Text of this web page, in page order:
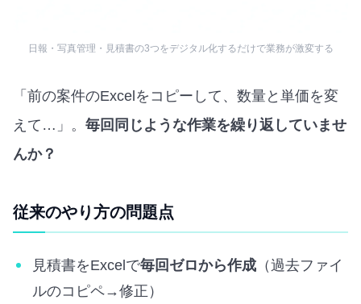
日報・写真管理・見積書の3つをデジタル化するだけで業務が激変する
「前の案件のExcelをコピーして、数量と単価を変
えて…」。 毎回同じような作業を繰り返していませ
んか？
従来のやり方の問題点
見積書をExcelで毎回ゼロから作成 （過去ファイ
ルのコピペ→修正）